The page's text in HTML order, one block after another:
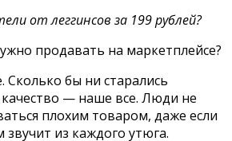
от леггинсов за 199 рублей?
продавать на маркетплейсе?
Сколько бы ни старались
— наше все. Люди не
плохим товаром, даже если
звучит из каждого утюга.